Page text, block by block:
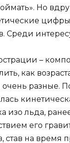
Но
цифры
Среди
–
как
разные.
изо льда,
его
став на время